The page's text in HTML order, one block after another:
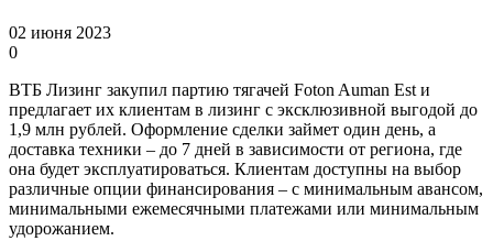
02 июня 2023
0
ВТБ Лизинг закупил партию тягачей Foton Auman Est и
предлагает их клиентам в лизинг с эксклюзивной выгодой до
1,9 млн рублей. Оформление сделки займет один день, а
доставка техники – до 7 дней в зависимости от региона, где
она будет эксплуатироваться. Клиентам доступны на выбор
различные опции финансирования – с минимальным авансом,
минимальными ежемесячными платежами или минимальным
удорожанием.